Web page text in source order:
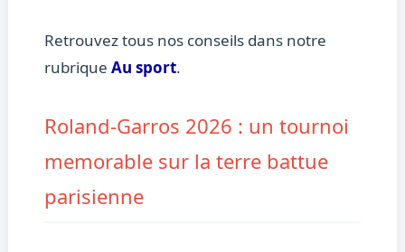
Retrouvez tous nos conseils dans notre
rubrique Au sport.
Roland-Garros 2026 : un tournoi
memorable sur la terre battue
parisienne